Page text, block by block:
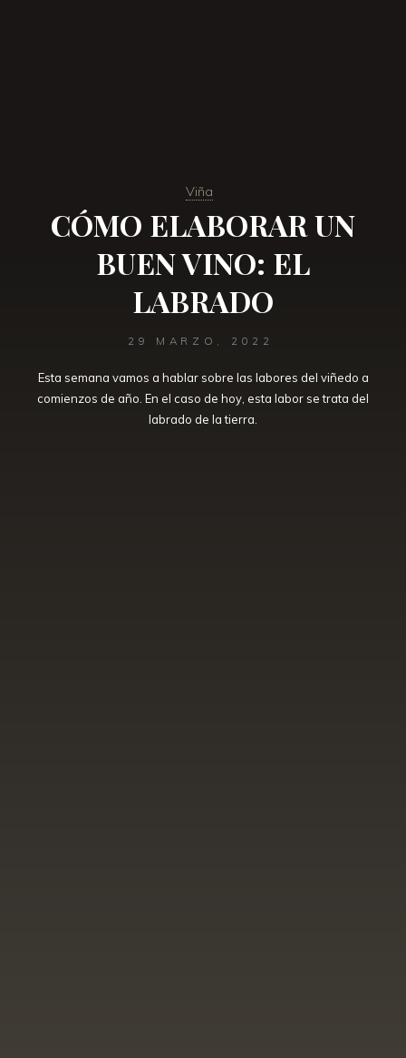
Viña
CÓMO ELABORAR UN
BUEN VINO: EL
LABRADO
29 MARZO, 2022
Esta semana vamos a hablar sobre las labores del viñedo a
comienzos de año. En el caso de hoy, esta labor se trata del
labrado de la tierra.